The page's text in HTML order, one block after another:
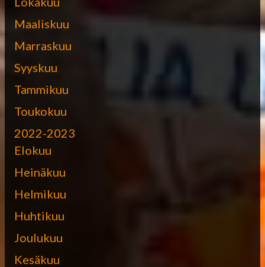
Maaliskuu
Marraskuu
Syyskuu
Tammikuu
Toukokuu
2022-2023
Elokuu
Heinäkuu
Helmikuu
Huhtikuu
Joulukuu
Kesäkuu